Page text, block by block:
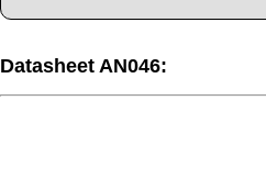
Datasheet AN046: